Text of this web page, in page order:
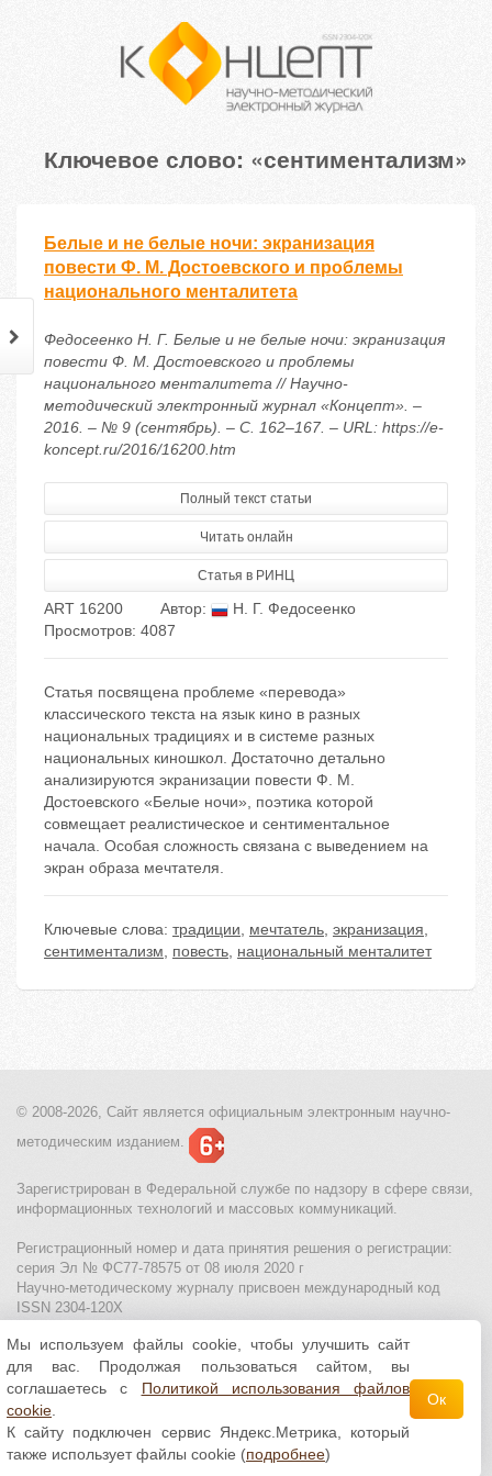
Ключевое слово: «сентиментализм»
Белые и не белые ночи: экранизация
повести Ф. М. Достоевского и проблемы
национального менталитета
Федосеенко Н. Г. Белые и не белые ночи: экранизация
повести Ф. М. Достоевского и проблемы
национального менталитета // Научно-
методический электронный журнал «Концепт». –
2016. – № 9 (сентябрь). – С. 162–167. – URL: https://e-
koncept.ru/2016/16200.htm
Полный текст статьи
Читать онлайн
Статья в РИНЦ
ART 16200 Автор:
Н. Г. Федосеенко
Просмотров: 4087
Статья посвящена проблеме «перевода»
классического текста на язык кино в разных
национальных традициях и в системе разных
национальных киношкол. Достаточно детально
анализируются экранизации повести Ф. М.
Достоевского «Белые ночи», поэтика которой
совмещает реалистическое и сентиментальное
начала. Особая сложность связана с выведением на
экран образа мечтателя.
Ключевые слова: традиции, мечтатель, экранизация,
сентиментализм, повесть, национальный менталитет
© 2008-2026, Сайт является официальным электронным научно-
методическим изданием.
Зарегистрирован в Федеральной службе по надзору в сфере связи,
информационных технологий и массовых коммуникаций.
Регистрационный номер и дата принятия решения о регистрации:
серия Эл № ФС77-78575 от 08 июля 2020 г
Научно-методическому журналу присвоен международный код
ISSN 2304-120X
МЦИТО|Школьные олимпиады и онлайн конкурсы для детей
Политика использования файлов cookie| Политика обработки и
защиты персональных данных
Все материалы доступны полицензии Creative
Commons С указанием авторства 4.0 Всемирная
Мы используем файлы cookie, чтобы улучшить сайт
для вас. Продолжая пользоваться сайтом, вы
соглашаетесь с Политикой использования файлов
cookie
К сайту подключен сервис Яндекс.Метрика, который
также использует файлы cookie (подробнее)
Ок